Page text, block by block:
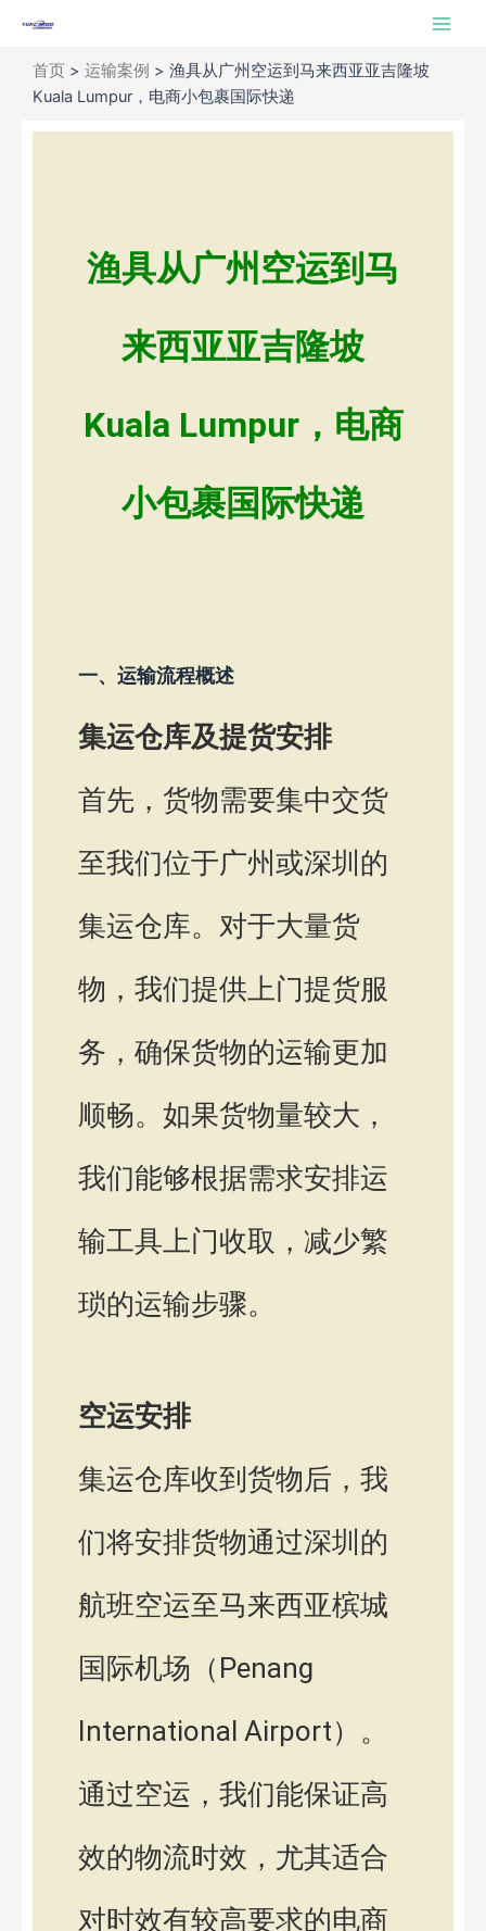
Main
首页 > 运输案例 > 渔具从广州空运到马来西亚亚吉隆坡
Kuala Lumpur，电商小包裹国际快递
渔具从广州空运到马
来西亚亚吉隆坡
Kuala Lumpur，电商
小包裹国际快递
一、运输流程概述
集运仓库及提货安排
首先，货物需要集中交货
至我们位于广州或深圳的
集运仓库。对于大量货
物，我们提供上门提货服
务，确保货物的运输更加
顺畅。如果货物量较大，
我们能够根据需求安排运
输工具上门收取，减少繁
琐的运输步骤。
空运安排
集运仓库收到货物后，我
们将安排货物通过深圳的
航班空运至马来西亚槟城
国际机场（Penang
International Airport）。
通过空运，我们能保证高
效的物流时效，尤其适合
对时效有较高要求的电商